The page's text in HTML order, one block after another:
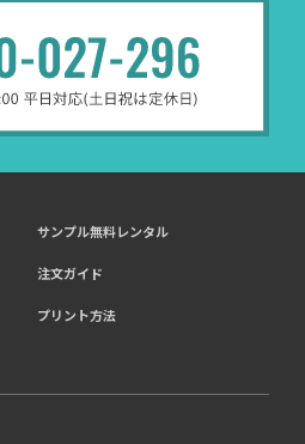
サンプル無料レンタル
注文ガイド
プリント方法